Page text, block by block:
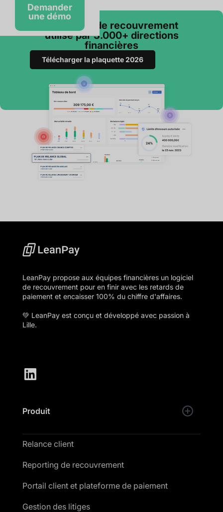
Demander
une démo
Le logiciel de recouvrement
utilisé par 3.000+ directions
financières
Télécharger la plaquette 2026
LeanPay propose aux équipes financières un logiciel
de recouvrement pour en finir avec les retards de
paiement et encaisser 100% du chiffre d'affaires.
💚 LeanPay est conçu et développé avec passion à
Lille.
Produit
Relance client
Reporting de recouvrement
Portail client et plateforme de paiement
Gestion des litiges